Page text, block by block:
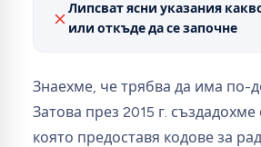
Липсват ясни указания
или откъде да се започне
Знаехме, че трябва да има по-
Затова през 2015 г. създадохме
която предоставя кодове за